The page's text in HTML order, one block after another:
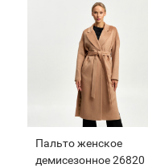
Пальто женское
демисезонное 26820